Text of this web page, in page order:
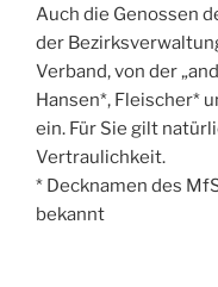
Auch die Genossen
der
Verband, von der
Hansen*, Fleischer*
ein. Für Sie gilt
Vertraulichkeit.
* Decknamen des
bekannt